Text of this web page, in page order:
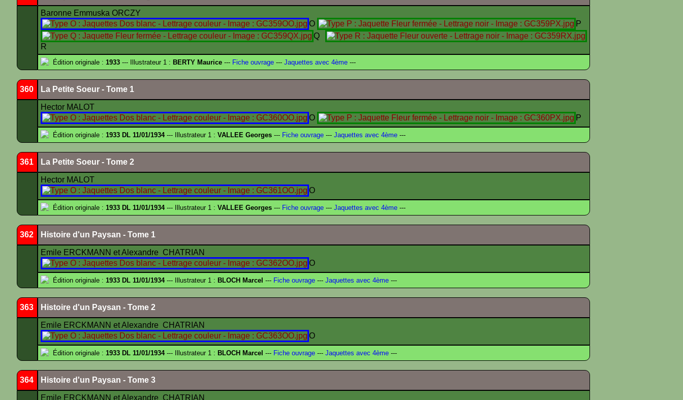
Baronne Emmuska ORCZY
O
P
Q
R
Édition originale : 1933 --- Illustrateur 1 : BERTY Maurice --- Fiche ouvrage --- Jaquettes avec 4ème ---
360 La Petite Soeur - Tome 1
Hector MALOT
O
P
Édition originale : 1933 DL 11/01/1934--- Illustrateur 1 : VALLEE Georges --- Fiche ouvrage --- Jaquettes avec 4ème ---
361 La Petite Soeur - Tome 2
Hector MALOT
O
Édition originale : 1933 DL 11/01/1934--- Illustrateur 1 : VALLEE Georges --- Fiche ouvrage --- Jaquettes avec 4ème ---
362 Histoire d'un Paysan - Tome 1
Emile ERCKMANN et Alexandre CHATRIAN
O
Édition originale : 1933 DL 11/01/1934--- Illustrateur 1 : BLOCH Marcel --- Fiche ouvrage --- Jaquettes avec 4ème ---
363 Histoire d'un Paysan - Tome 2
Emile ERCKMANN et Alexandre CHATRIAN
O
Édition originale : 1933 DL 11/01/1934--- Illustrateur 1 : BLOCH Marcel --- Fiche ouvrage --- Jaquettes avec 4ème ---
364 Histoire d'un Paysan - Tome 3
Emile ERCKMANN et Alexandre CHATRIAN